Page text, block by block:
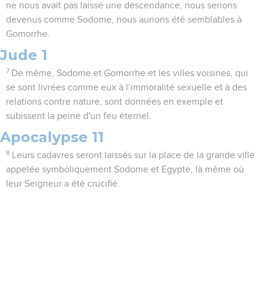
ne nous avait pas laissé une descendance, nous serions
devenus comme Sodome, nous aurions été semblables à
Gomorrhe.
Jude 1
7 De même, Sodome et Gomorrhe et les villes voisines, qui
se sont livrées comme eux à l’immoralité sexuelle et à des
relations contre nature, sont données en exemple et
subissent la peine d'un feu éternel.
Apocalypse 11
8
Leurs cadavres seront laissés sur la place de la grande ville
appelée symboliquement Sodome et Egypte, là même où
leur Seigneur a été crucifié.